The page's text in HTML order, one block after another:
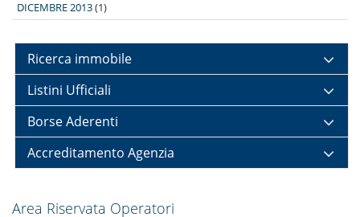
DICEMBRE 2013(1)
Ricerca immobile
Listini Ufficiali
Borse Aderenti
Accreditamento Agenzia